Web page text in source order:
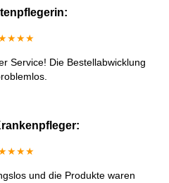
Service! Die Bestellabwicklung
und die Produkte waren